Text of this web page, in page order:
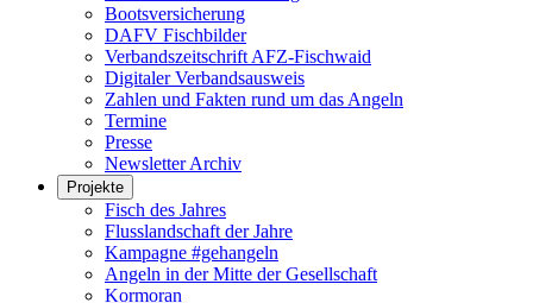
Bootsversicherung
DAFV Fischbilder
Verbandszeitschrift AFZ-Fischwaid
Digitaler Verbandsausweis
Zahlen und Fakten rund um das Angeln
Termine
Presse
Newsletter Archiv
Projekte
Fisch des Jahres
Flusslandschaft der Jahre
Kampagne #gehangeln
Angeln in der Mitte der Gesellschaft
Kormoran